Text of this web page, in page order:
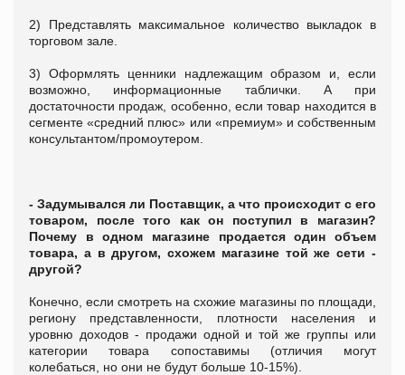
2) Представлять максимальное количество выкладок в
торговом зале.
3) Оформлять ценники надлежащим образом и, если
возможно, информационные таблички. А при
достаточности продаж, особенно, если товар находится в
сегменте «средний плюс» или «премиум» и собственным
консультантом/промоутером.
- Задумывался ли Поставщик, а что происходит с его
товаром, после того как он поступил в магазин?
Почему в одном магазине продается один объем
товара, а в другом, схожем магазине той же сети -
другой?
Конечно, если смотреть на схожие магазины по площади,
региону представленности, плотности населения и
уровню доходов - продажи одной и той же группы или
категории товара сопоставимы (отличия могут
колебаться, но они не будут больше 10-15%).